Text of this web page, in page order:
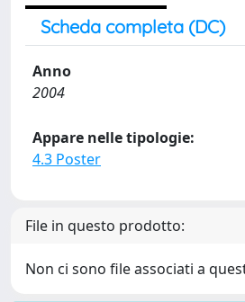
Scheda completa (DC)
Anno
2004
Appare nelle tipologie:
4.3 Poster
File in questo prodotto:
Non ci sono file associati a